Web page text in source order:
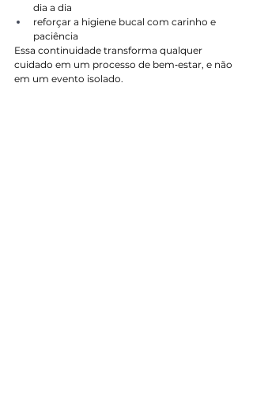
dia a dia
reforçar a higiene bucal com carinho e
paciência
Essa continuidade transforma qualquer
cuidado em um processo de bem‑estar, e não
em um evento isolado.